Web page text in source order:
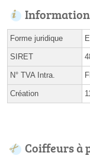
Forme juridique
SIRET
N° TVA Intra.
Création
Coiffeurs à